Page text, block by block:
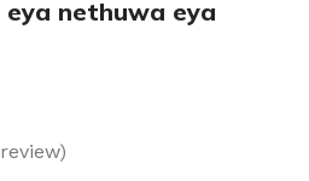
nethuwa eya